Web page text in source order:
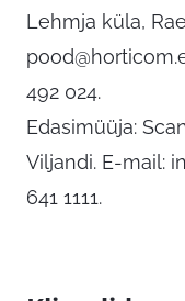
Lehmja küla,
492 024.
Edasimüüja:
Viljandi. E-mail:
641 1111.